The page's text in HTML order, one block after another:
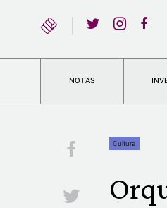
NOTAS
Facebook
Twitter
Cultura